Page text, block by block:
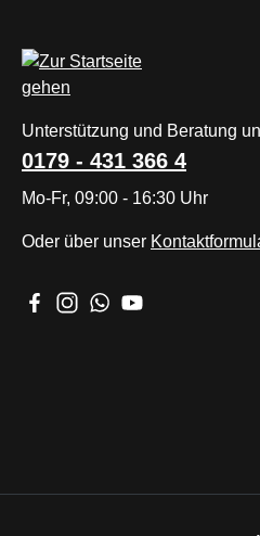
Unterstützung und Beratung
0179 - 431 366 4
Mo-Fr, 09:00 - 16:30 Uhr
Oder über unser
Besuche uns auf Facebook –
Schau auf Instagram
Schreib uns auf
Sieh dir unsere